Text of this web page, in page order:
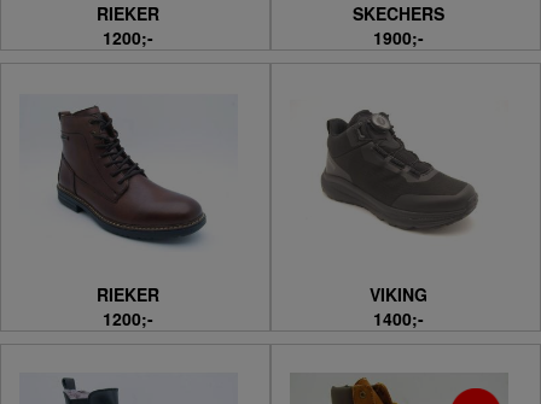
RIEKER
1200;-
SKECHERS
1900;-
RIEKER
1200;-
VIKING
1400;-